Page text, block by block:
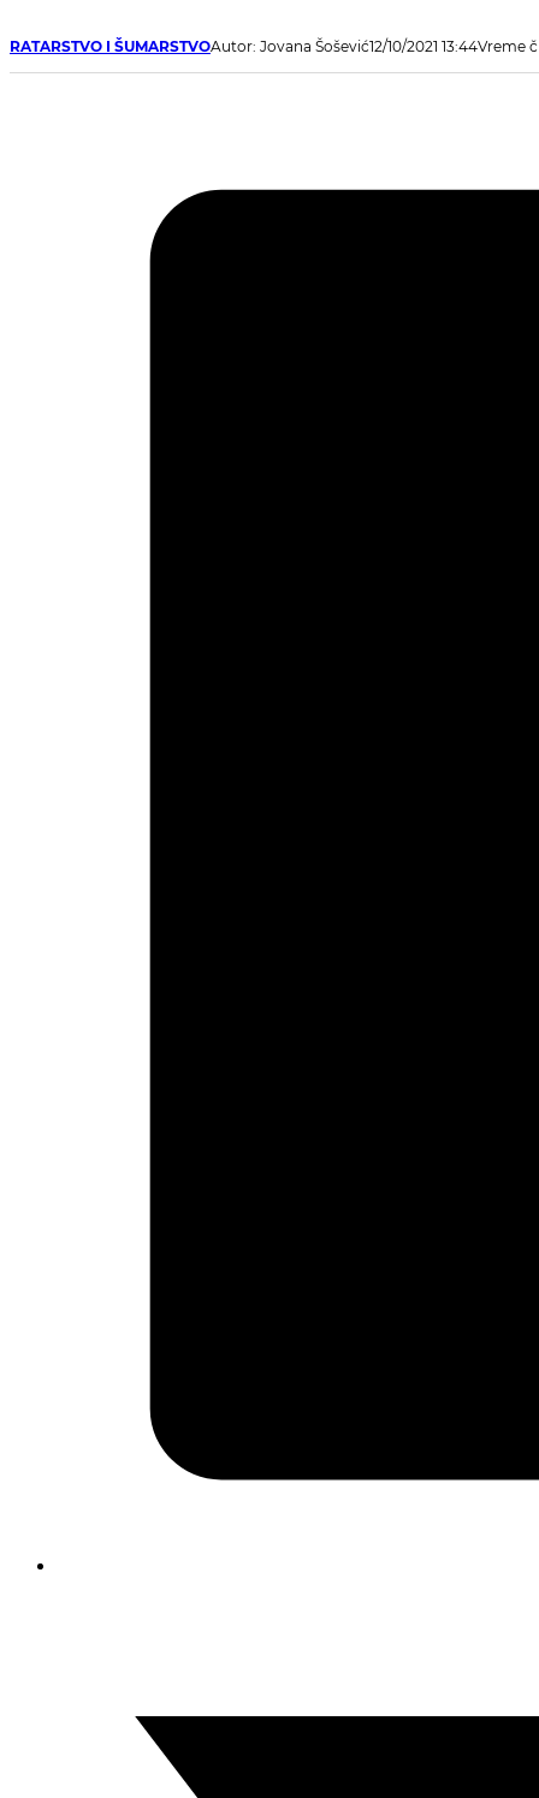
RATARSTVO I ŠUMARSTVOAutor: Jovana Šošević12/10/2021 13:44Vreme